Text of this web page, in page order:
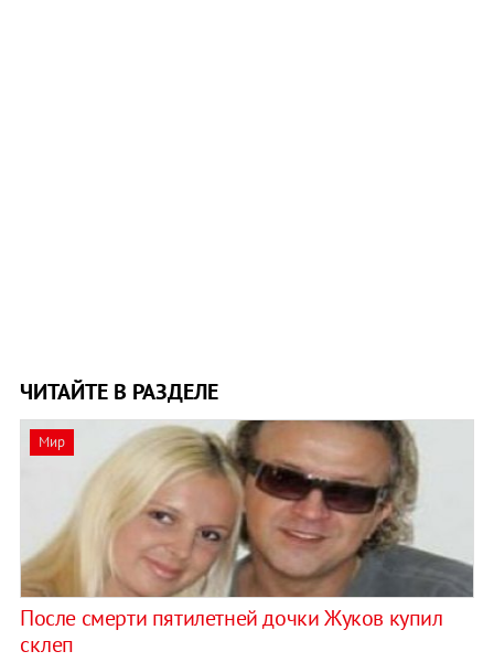
ЧИТАЙТЕ В РАЗДЕЛЕ
Мир
После смерти пятилетней дочки Жуков купил
склеп